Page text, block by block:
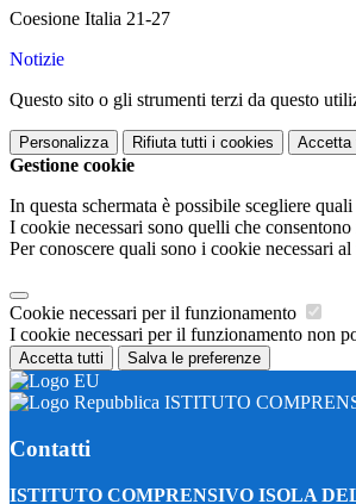
Coesione Italia 21-27
Notizie
Questo sito o gli strumenti terzi da questo
Personalizza Rifiuta tutti i cookies Accetta
Gestione cookie
In questa schermata è possibile scegliere
I cookie necessari sono quelli che
Per conoscere quali sono i cookie necessari
Cookie necessari per il funzionamento
I cookie necessari per il funzionamento non
Accetta tutti Salva le preferenze
ISTITUTO
Contatti
ISTITUTO COMPRENSIVO ISOLA